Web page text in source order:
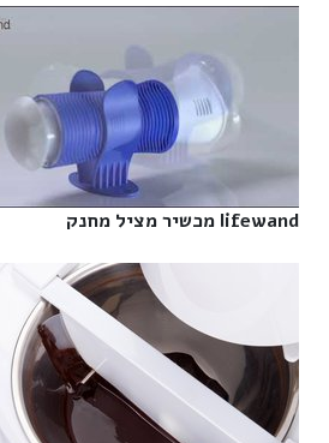
lifewand מכשיר מציל מחנק‎